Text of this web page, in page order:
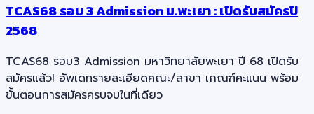
TCAS68 รอบ 3 Admission ม.พะเยา : เปิดรับสมัครปี
2568
TCAS68 รอบ3 Admission มหาวิทยาลัยพะเยา ปี 68 เปิดรับ
สมัครแล้ว! อัพเดทรายละเอียดคณะ/สาขา เกณฑ์คะแนน พร้อม
ขั้นตอนการสมัครครบจบในที่เดียว